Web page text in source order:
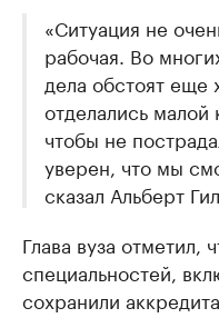
«Ситуация не
рабочая. Во
дела обстоят еще
отделались малой
чтобы не
уверен, что мы
сказал Альберт
Глава вуза отметил,
специальностей,
сохранили